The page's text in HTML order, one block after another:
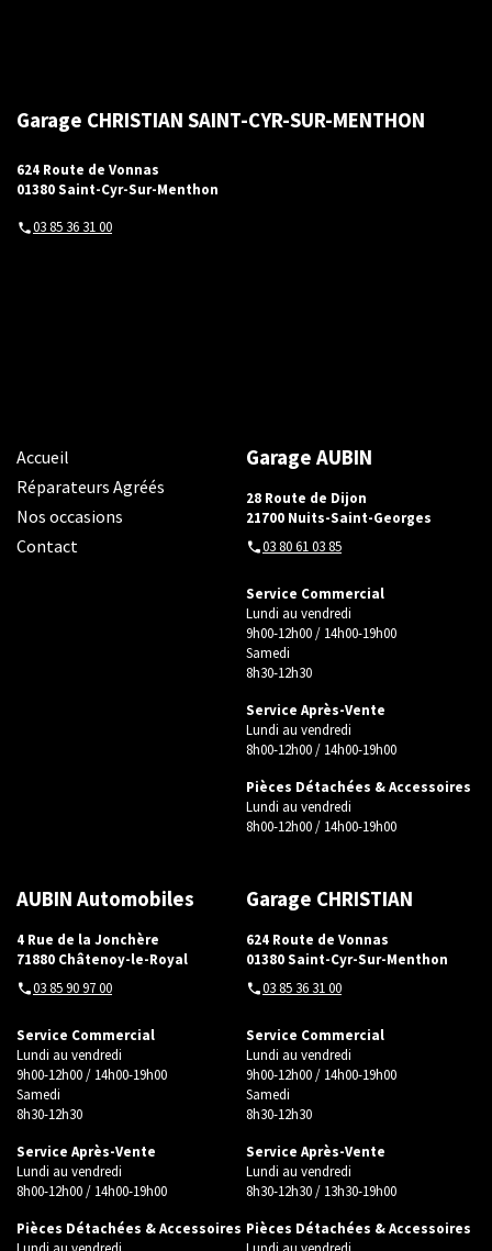
Garage CHRISTIAN SAINT-CYR-SUR-MENTHON
624 Route de Vonnas
01380 Saint-Cyr-Sur-Menthon
03 85 36 31 00
Accueil
Réparateurs Agréés
Nos occasions
Contact
Garage AUBIN
28 Route de Dijon
21700 Nuits-Saint-Georges
03 80 61 03 85
Service Commercial
Lundi au vendredi
9h00-12h00 / 14h00-19h00
Samedi
8h30-12h30
Service Après-Vente
Lundi au vendredi
8h00-12h00 / 14h00-19h00
Pièces Détachées & Accessoires
Lundi au vendredi
8h00-12h00 / 14h00-19h00
AUBIN Automobiles
4 Rue de la Jonchère
71880 Châtenoy-le-Royal
03 85 90 97 00
Service Commercial
Lundi au vendredi
9h00-12h00 / 14h00-19h00
Samedi
8h30-12h30
Service Après-Vente
Lundi au vendredi
8h00-12h00 / 14h00-19h00
Pièces Détachées & Accessoires
Garage CHRISTIAN
624 Route de Vonnas
01380 Saint-Cyr-Sur-Menthon
03 85 36 31 00
Service Commercial
Lundi au vendredi
9h00-12h00 / 14h00-19h00
Samedi
8h30-12h30
Service Après-Vente
Lundi au vendredi
8h30-12h30 / 13h30-19h00
Pièces Détachées & Accessoires